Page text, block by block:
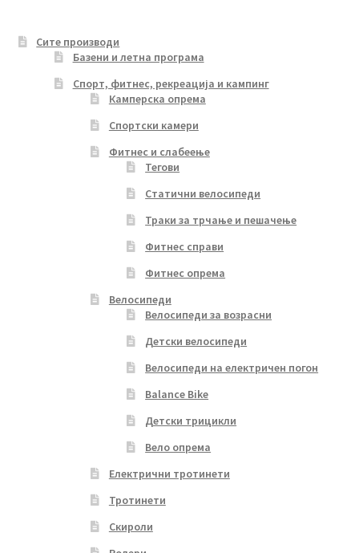
Сите производи
Базени и летна програма
Спорт, фитнес, рекреација и кампинг
Камперска опрема
Спортски камери
Фитнес и слабеење
Тегови
Статични велосипеди
Траки за трчање и пешачење
Фитнес справи
Фитнес опрема
Велосипеди
Велосипеди за возрасни
Детски велосипеди
Велосипеди на електричен погон
Balance Bike
Детски трицикли
Вело опрема
Електрични тротинети
Тротинети
Скироли